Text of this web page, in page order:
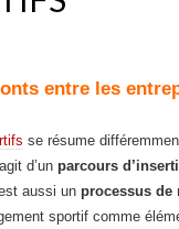
entre les
se résume
d’un parcours
aussi un processus de
sportif comme